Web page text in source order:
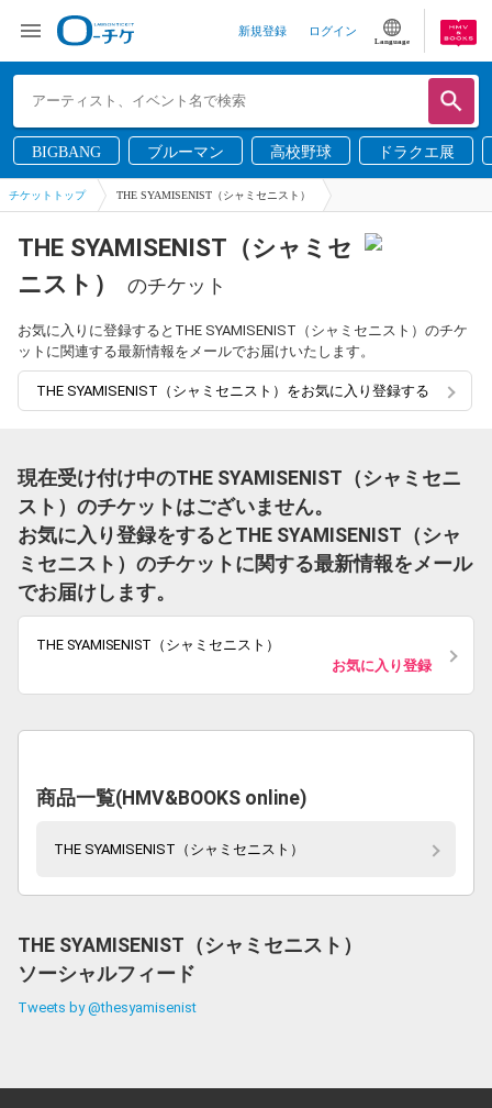
新規登録 ログイン
Language
BIGBANG ブルーマン 高校野球 ドラクエ展
チケットトップ THE SYAMISENIST（シャミセニスト）
THE SYAMISENIST（シャミセ
ニスト）
のチケット
お気に入りに登録するとTHE SYAMISENIST（シャミセニスト）のチケ
ットに関連する最新情報をメールでお届けいたします。
THE SYAMISENIST（シャミセニスト）をお気に入り登録する
現在受け付け中のTHE SYAMISENIST（シャミセニ
スト）のチケットはございません。
お気に入り登録をするとTHE SYAMISENIST（シャ
ミセニスト）のチケットに関する最新情報をメール
でお届けします。
THE SYAMISENIST（シャミセニスト）
お気に入り登録
商品一覧(HMV&BOOKS online)
THE SYAMISENIST（シャミセニスト）
THE SYAMISENIST（シャミセニスト）
ソーシャルフィード
Tweets by @thesyamisenist